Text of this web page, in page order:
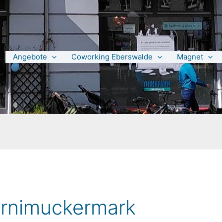
Angebote Coworking Eberswalde Magnet